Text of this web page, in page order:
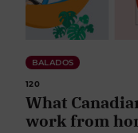
BALADOS
120
What
work from